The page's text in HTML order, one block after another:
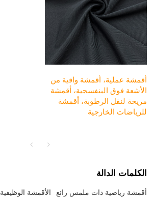
أقمشة عملية، أقمشة واقية من
الأشعة فوق البنفسجية، أقمشة
مريحة لنقل الرطوبة، أقمشة
للرياضات الخارجية
الكلمات الدالة
أقمشة رياضية ذات ملمس رائع الأقمشة الوظيفية